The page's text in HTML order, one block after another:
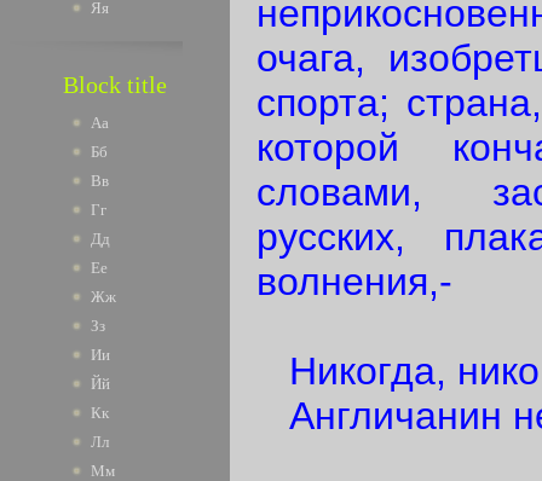
Яя
Block title
Аа
Бб
Вв
Гг
Дд
Ее
Жж
Зз
Ии
Йй
Кк
Лл
Мм
очага,
спорта;
которой
словами,
русских,
волнения,-
Никогда,
Англичанин